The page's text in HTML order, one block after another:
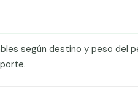
según destino y peso del